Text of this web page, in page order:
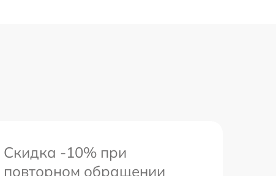
Скидка -10% при
повторном обращении